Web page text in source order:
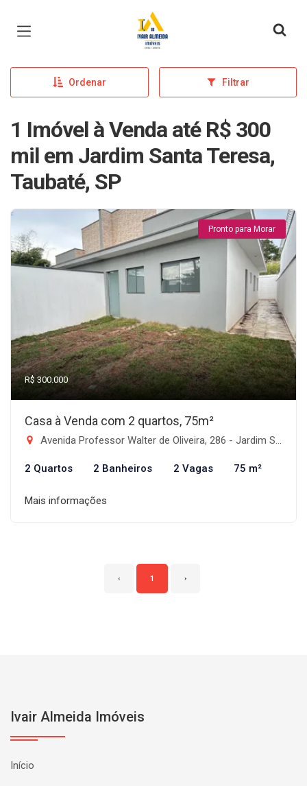
Página inicial
Ordenar Filtrar
1 Imóvel à Venda até R$ 300
mil em Jardim Santa Teresa,
Taubaté, SP
Pronto para Morar
R$ 300.000
Casa à Venda com 2 quartos, 75m²
Avenida Professor Walter de Oliveira, 286 - Jardim Santa Teresa, Taubaté-SP
2 Quartos 2 Banheiros 2 Vagas 75 m²
Mais informações
‹ 1 ›
Ivair Almeida Imóveis
Início